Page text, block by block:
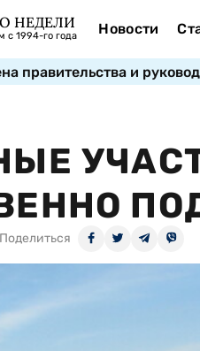
НЕДЕЛИ
с 1994-го года Новости
правительства и
Поделиться